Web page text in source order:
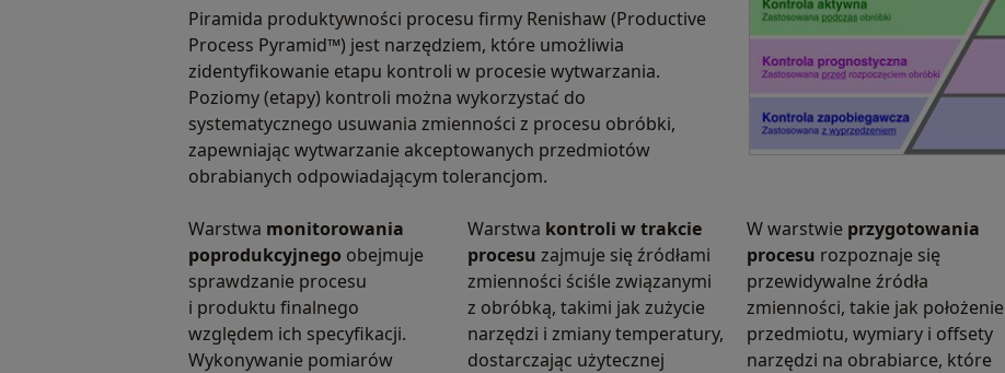
Piramida produktywności procesu firmy Renishaw (Productive
Process Pyramid™) jest narzędziem, które umożliwia
zidentyfikowanie etapu kontroli w procesie wytwarzania.
Poziomy (etapy) kontroli można wykorzystać do
systematycznego usuwania zmienności z procesu obróbki,
zapewniając wytwarzanie akceptowanych przedmiotów
obrabianych odpowiadającym tolerancjom.
Warstwa monitorowania
poprodukcyjnego obejmuje
sprawdzanie procesu
i produktu finalnego
względem ich specyfikacji.
Wykonywanie pomiarów
Warstwa kontroli w trakcie
procesu zajmuje się źródłami
zmienności ściśle związanymi
z obróbką, takimi jak zużycie
narzędzi i zmiany temperatury,
dostarczając użytecznej
W warstwie przygotowania
procesu rozpoznaje się
przewidywalne źródła
zmienności, takie jak położenie
przedmiotu, wymiary i offsety
narzędzi na obrabiarce, które